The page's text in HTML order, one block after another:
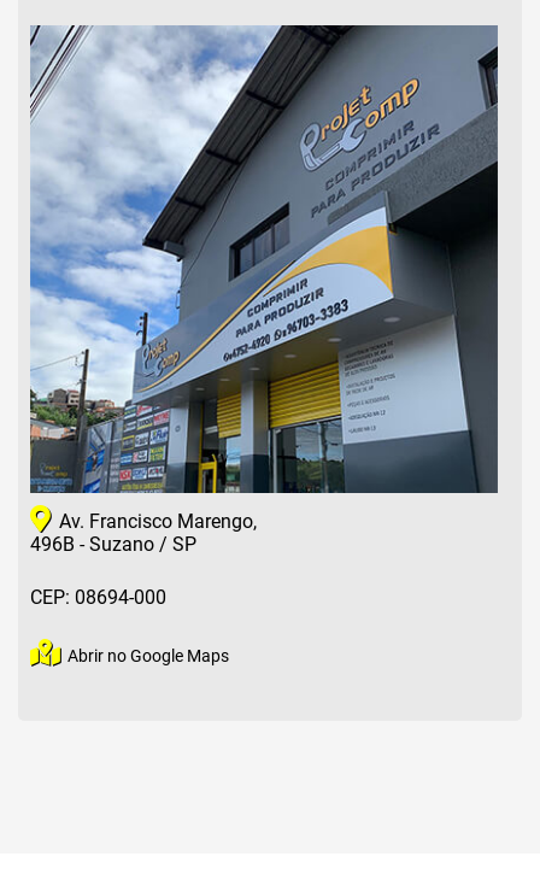
Av. Francisco Marengo,
496B - Suzano / SP
CEP: 08694-000
Abrir no Google Maps